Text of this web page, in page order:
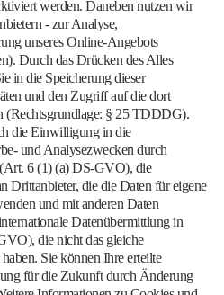
Blog
EN
Downloads
Cookies
Barrierefrei